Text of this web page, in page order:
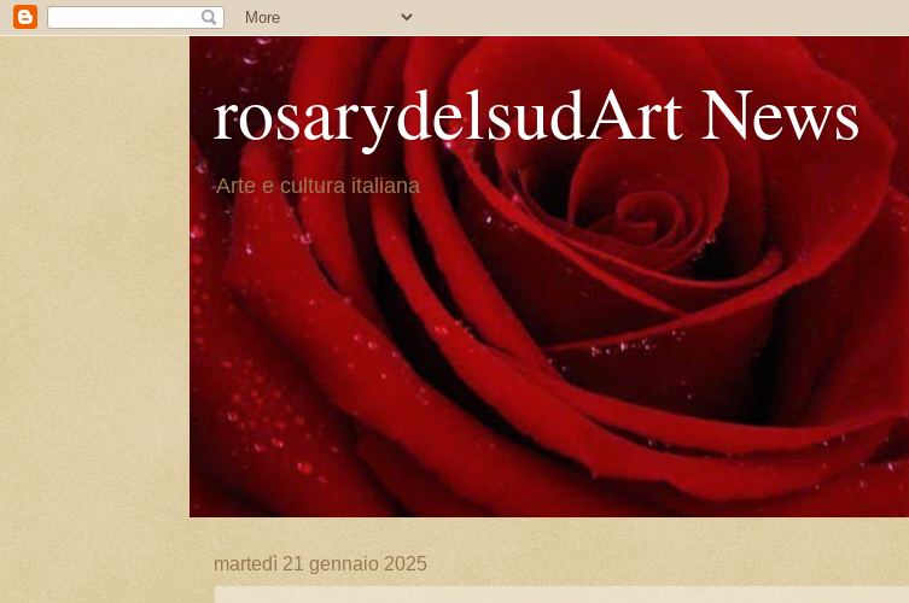
rosarydelsudArt News
Arte e cultura italiana
martedì 21 gennaio 2025